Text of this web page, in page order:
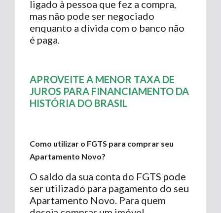
ligado à pessoa que fez a compra,
mas não pode ser negociado
enquanto a dívida com o banco não
é paga.
APROVEITE A MENOR TAXA DE
JUROS PARA FINANCIAMENTO DA
HISTÓRIA DO BRASIL
Como utilizar o FGTS para comprar seu
Apartamento Novo?
O saldo da sua conta do FGTS pode
ser utilizado para pagamento do seu
Apartamento Novo. Para quem